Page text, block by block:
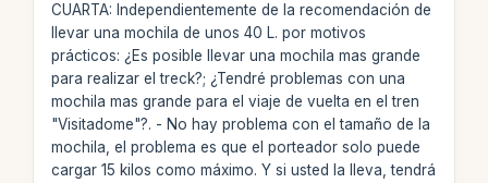
CUARTA: Independientemente de la recomendación de
llevar una mochila de unos 40 L. por motivos
prácticos: ¿Es posible llevar una mochila mas grande
para realizar el treck?; ¿Tendré problemas con una
mochila mas grande para el viaje de vuelta en el tren
"Visitadome"?. - No hay problema con el tamaño de la
mochila, el problema es que el porteador solo puede
cargar 15 kilos como máximo. Y si usted la lleva, tendrá